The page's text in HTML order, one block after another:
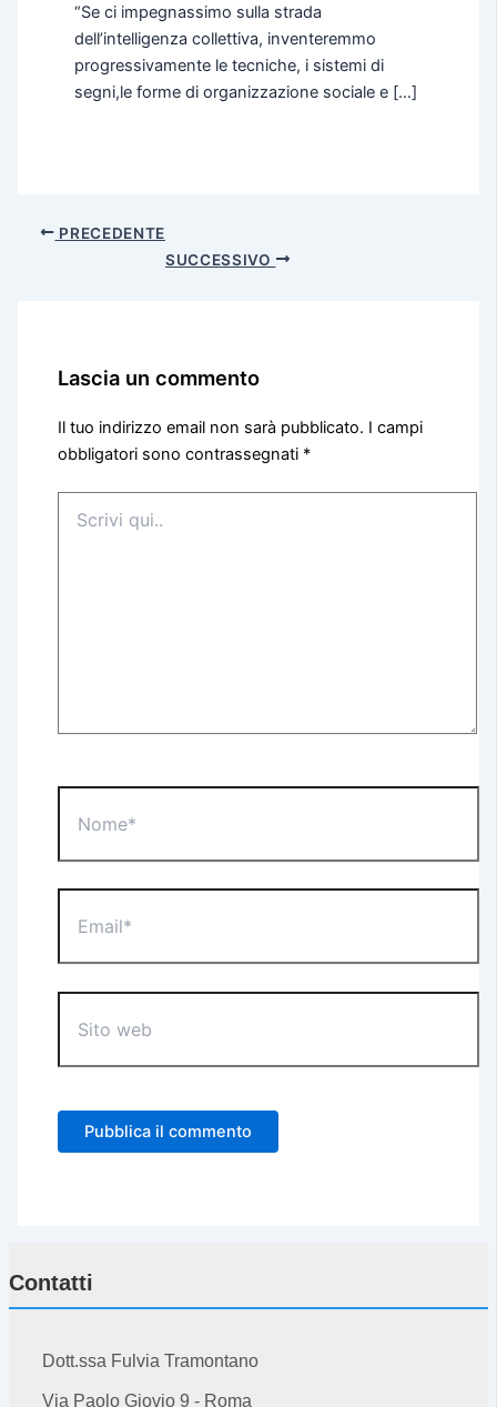
“Se ci impegnassimo sulla strada
dell’intelligenza collettiva, inventeremmo
progressivamente le tecniche, i sistemi di
segni,le forme di organizzazione sociale e […]
PRECEDENTE
SUCCESSIVO
Lascia un commento
Il tuo indirizzo email non sarà pubblicato. I campi
obbligatori sono contrassegnati *
qui..
web
Contatti
Dott.ssa Fulvia Tramontano
Via Paolo Giovio 9 - Roma